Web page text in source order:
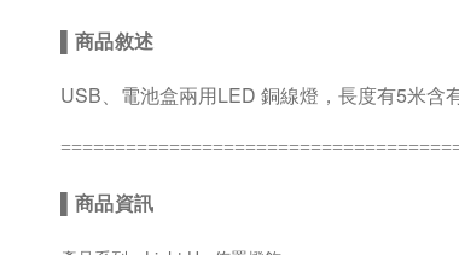
商品敘述
USB、電池盒兩用LED 銅線燈，長度有5米含
商品資訊